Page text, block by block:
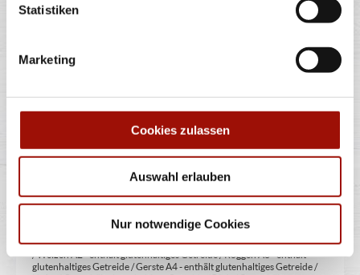
Statistiken
Marketing
Cookies zulassen
Auswahl erlauben
Nur notwendige Cookies
1 - mit Farbstoffen 2 - mit Konservierungsmittel 3 - mit
Antioxidationsmittel 4 - mit Geschmacksverstärker 5 - geschwefelt 6 -
Zuckerart/en und Süßungsmittel/n 12 - nur bei Tafelsüßen zusätzlich
zur Angabe 13 - enthält eine Phenylalaninquelle (zusätzlich zur Angabe
Angabe 15 - unter Schutzatmosphäre verpackt 16 - chininhaltig 17 -
Aufmerksamkeit bei Kindern beeinträchtigen (bei Azo-Farbstoffen) 22
23 - mit Nitritpökelsalz 24 - enthält Alkohol 25 - mit Stabilisatoren 26 -
A - enthält Glutenhaltiges Getreide A1 - enthält glutenhaltiges Getreide
/ Weizen A2 - enthält glutenhaltiges Getreide / Roggen A3 - enthält
glutenhaltiges Getreide / Gerste A4 - enthält glutenhaltiges Getreide /